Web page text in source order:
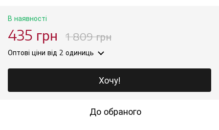
В наявності
435 грн 1 809 грн
Оптові ціни від 2 одиниць
Хочу!
До обраного